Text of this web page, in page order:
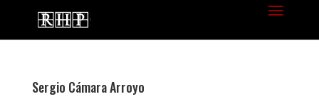
Sergio Cámara Arroyo